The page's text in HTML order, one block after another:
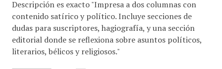
Descripción es exacto "Impresa a dos columnas con
contenido satírico y político. Incluye secciones de
dudas para suscriptores, hagiografía, y una sección
editorial donde se reflexiona sobre asuntos políticos,
literarios, bélicos y religiosos."